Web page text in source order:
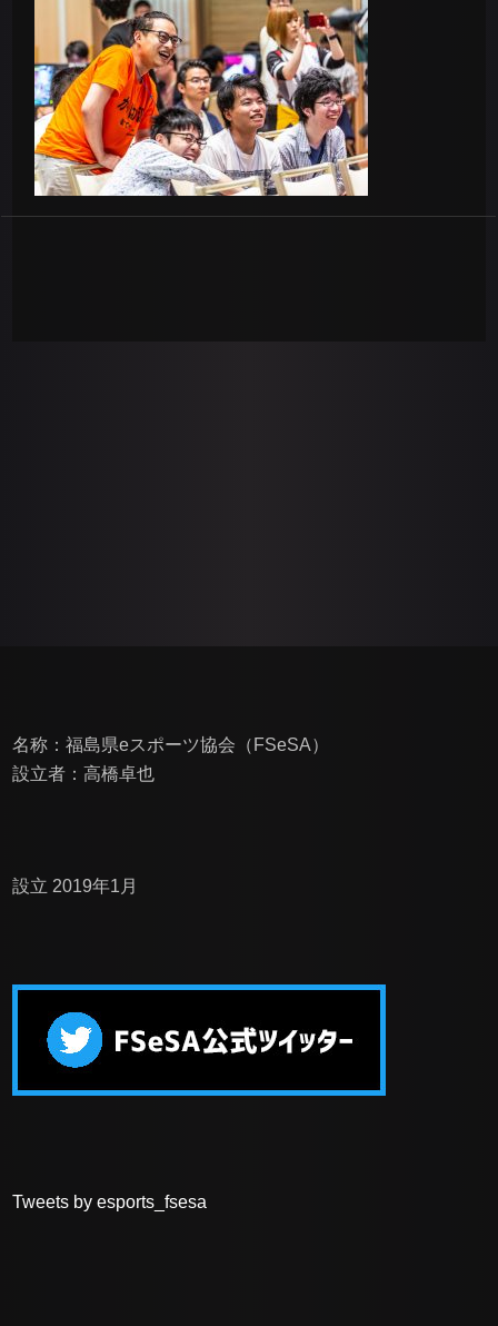
名称：福島県eスポーツ協会（FSeSA）
設立者：高橋卓也
設立 2019年1月
Tweets by esports_fsesa